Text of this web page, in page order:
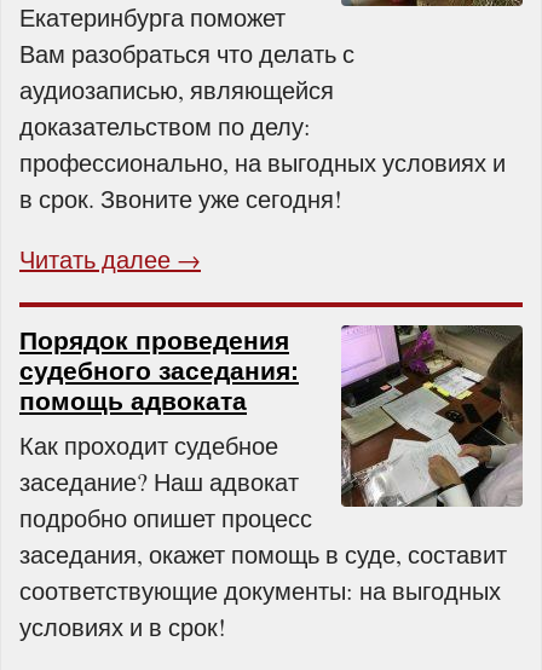
Екатеринбурга поможет
Вам разобраться что делать с
аудиозаписью, являющейся
доказательством по делу:
профессионально, на выгодных условиях и
в срок. Звоните уже сегодня!
Читать далее →
Порядок проведения
судебного заседания:
помощь адвоката
Как проходит судебное
заседание? Наш адвокат
подробно опишет процесс
заседания, окажет помощь в суде, составит
соответствующие документы: на выгодных
условиях и в срок!